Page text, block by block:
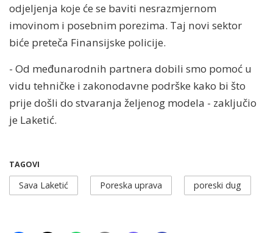
odjeljenja koje će se baviti nesrazmjernom
imovinom i posebnim porezima. Taj novi sektor
biće preteča Finansijske policije.
- Od međunarodnih partnera dobili smo pomoć u
vidu tehničke i zakonodavne podrške kako bi što
prije došli do stvaranja željenog modela - zaključio
je Laketić.
TAGOVI
Sava Laketić Poreska uprava poreski dug